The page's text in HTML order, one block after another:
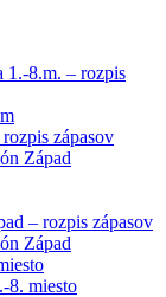
1.-8.m. – rozpis
zápasov
Západ
– rozpis zápasov
Západ
8. miesto